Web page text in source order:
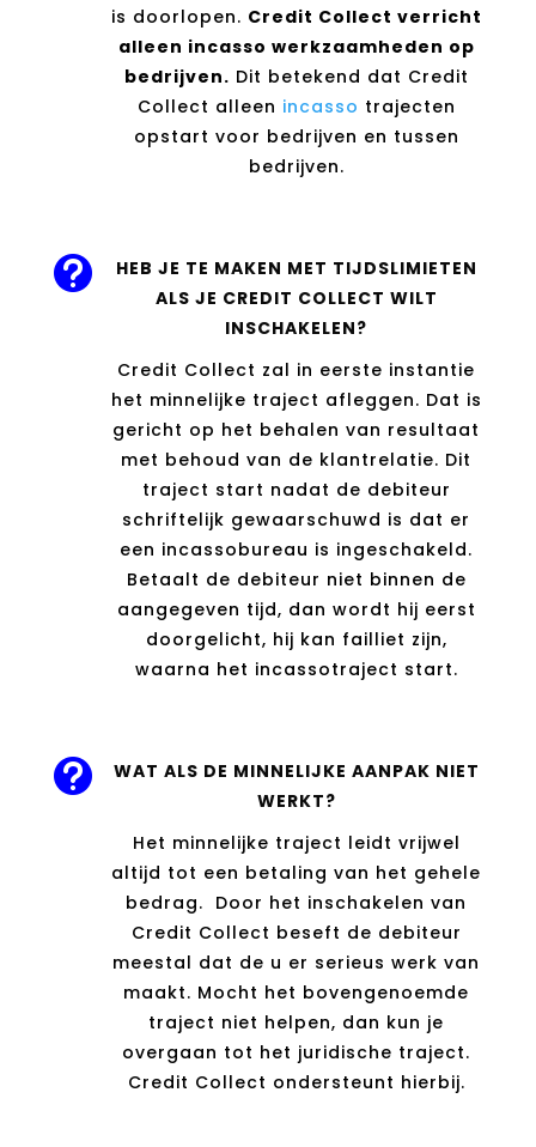
is doorlopen. Credit Collect verricht
alleen incasso werkzaamheden op
bedrijven. Dit betekend dat Credit
Collect alleen incasso trajecten
opstart voor bedrijven en tussen
bedrijven.

HEB JE TE MAKEN MET TIJDSLIMIETEN
ALS JE CREDIT COLLECT WILT
INSCHAKELEN?
Credit Collect zal in eerste instantie
het minnelijke traject afleggen. Dat is
gericht op het behalen van resultaat
met behoud van de klantrelatie. Dit
traject start nadat de debiteur
schriftelijk gewaarschuwd is dat er
een incassobureau is ingeschakeld.
Betaalt de debiteur niet binnen de
aangegeven tijd, dan wordt hij eerst
doorgelicht, hij kan failliet zijn,
waarna het incassotraject start.

WAT ALS DE MINNELIJKE AANPAK NIET
WERKT?
Het minnelijke traject leidt vrijwel
altijd tot een betaling van het gehele
bedrag. Door het inschakelen van
Credit Collect beseft de debiteur
meestal dat de u er serieus werk van
maakt. Mocht het bovengenoemde
traject niet helpen, dan kun je
overgaan tot het juridische traject.
Credit Collect ondersteunt hierbij.